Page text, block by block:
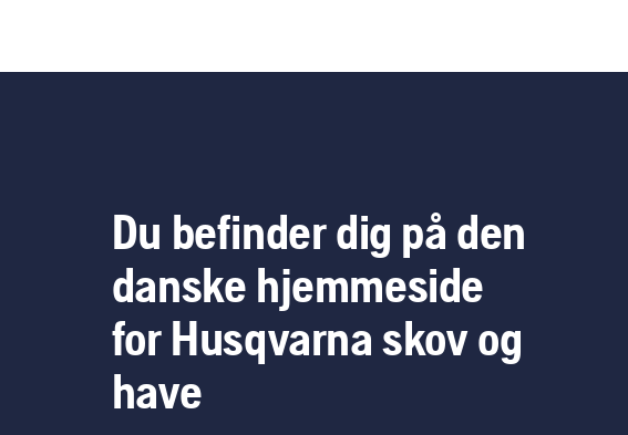
Du befinder dig på den
danske hjemmeside
for Husqvarna skov og
have